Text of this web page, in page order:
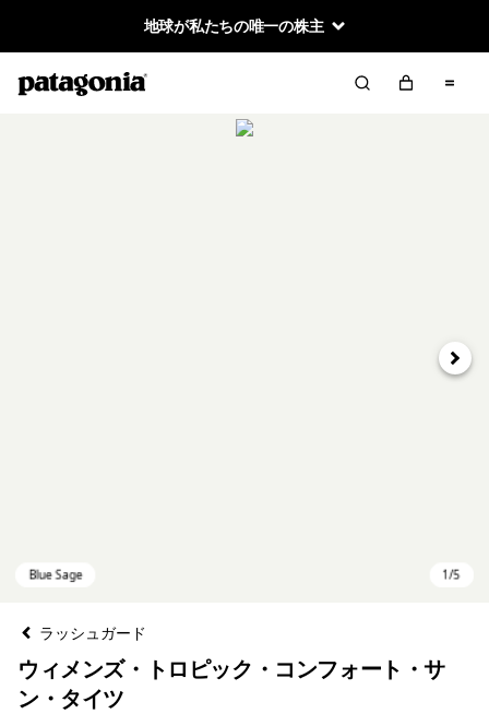
地球が私たちの唯一の株主
次へ
ラッシュガード
ウィメンズ・トロピック・コンフォート・サ
ン・タイツ